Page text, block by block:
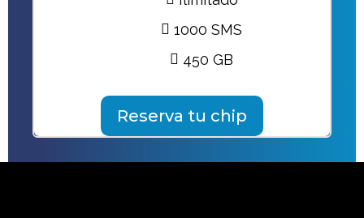
1000 SMS
450 GB
Reserva tu chip